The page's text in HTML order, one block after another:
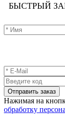
БЫСТРЫЙ
Отправить заказ
Нажимая на
обработку